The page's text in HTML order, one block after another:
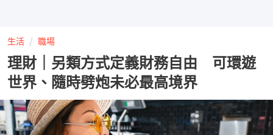
生活 職場
理財｜另類方式定義財務自由 可環遊
世界、隨時劈炮未必最高境界